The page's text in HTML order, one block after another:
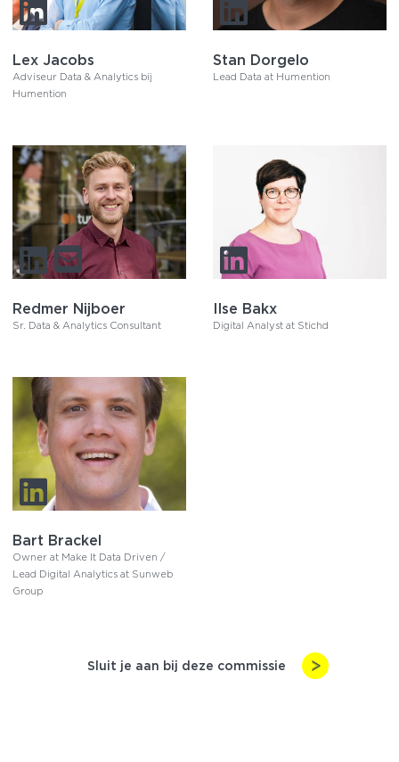
Lex Jacobs
Adviseur Data & Analytics bij
Humention
Stan Dorgelo
Lead Data at Humention
Redmer Nijboer
Sr. Data & Analytics Consultant
Ilse Bakx
Digital Analyst at Stichd
Bart Brackel
Owner at Make It Data Driven /
Lead Digital Analytics at Sunweb
Group
Sluit je aan bij deze commissie